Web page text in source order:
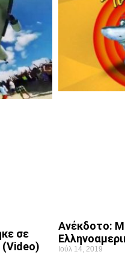
σε
(Video)
Ανέκδοτο:
Ιούλ 14, 2019